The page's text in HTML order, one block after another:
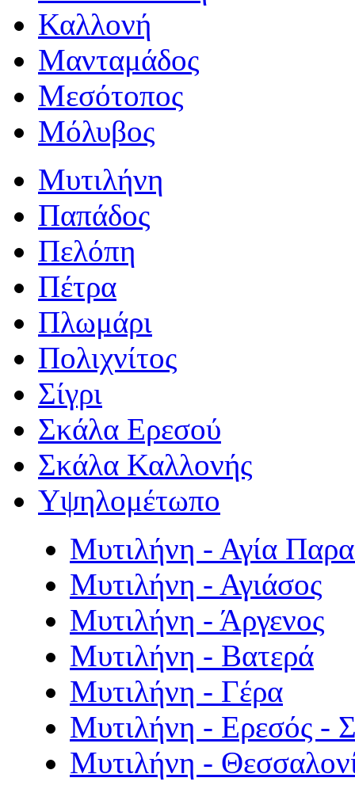
Καλλονή
Μανταμάδος
Μεσότοπος
Μόλυβος
Μυτιλήνη
Παπάδος
Πελόπη
Πέτρα
Πλωμάρι
Πολιχνίτος
Σίγρι
Σκάλα Ερεσού
Σκάλα Καλλονής
Υψηλομέτωπο
Μυτιλήνη - Αγία
Μυτιλήνη - Αγιάσος
Μυτιλήνη - Άργενος
Μυτιλήνη - Βατερά
Μυτιλήνη - Γέρα
Μυτιλήνη - Ερεσός -
Μυτιλήνη -